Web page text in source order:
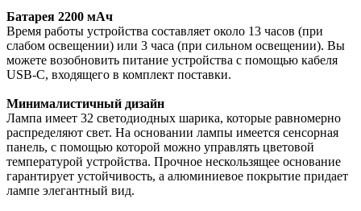
Батарея 2200 мАч
Время работы устройства составляет около 13 часов (при
слабом освещении) или 3 часа (при сильном освещении). Вы
можете возобновить питание устройства с помощью кабеля
USB-C, входящего в комплект поставки.
Минималистичный дизайн
Лампа имеет 32 светодиодных шарика, которые равномерно
распределяют свет. На основании лампы имеется сенсорная
панель, с помощью которой можно управлять цветовой
температурой устройства. Прочное нескользящее основание
гарантирует устойчивость, а алюминиевое покрытие придает
лампе элегантный вид.